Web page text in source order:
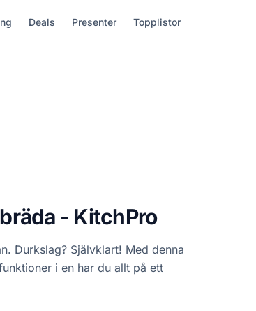
Deals Presenter Topplistor
- KitchPro
Durkslag? Självklart! Med denna
i en har du allt på ett